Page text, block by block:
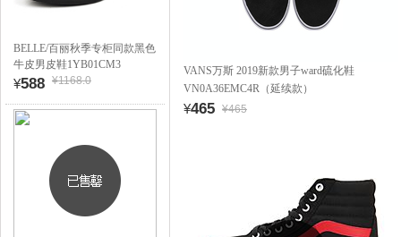
BELLE/百丽秋季专柜同款黑色
牛皮男皮鞋1YB01CM3
¥588 ¥1168.0
VANS万斯 2019新款男子ward硫化鞋
VN0A36EMC4R（延续款）
¥465 ¥465